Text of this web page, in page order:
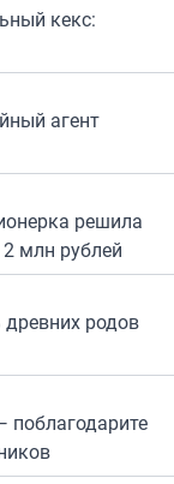
кекс:
агент
решила
млн рублей
родов